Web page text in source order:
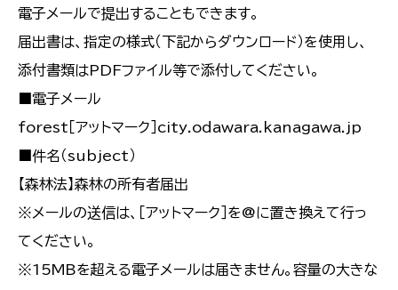
電子メールで提出することもできます。
届出書は、指定の様式（下記からダウンロード）を使用し、
添付書類はPDFファイル等で添付してください。
■電子メール
forest［アットマーク］city.odawara.kanagawa.jp
■件名（subject）
【森林法】森林の所有者届出
※メールの送信は、［アットマーク］を@に置き換えて行っ
てください。
※15MBを超える電子メールは届きません。容量の大きな